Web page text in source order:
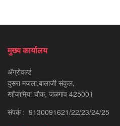
मुख्य कार्यालय
ॲग्रोवर्ल्ड
दुसरा मजला,बालाजी संकुल,
खाँजामिया चौक, जळगाव 425001
संपर्क : 9130091621/22/23/24/25